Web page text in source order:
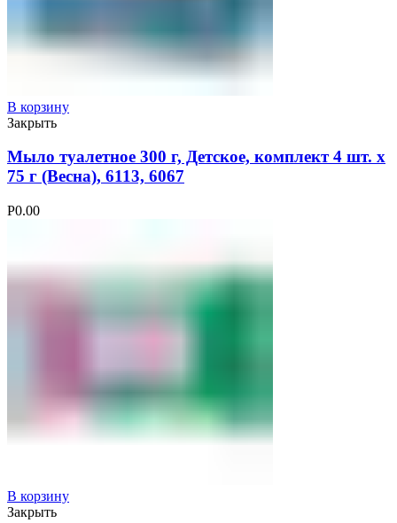
В корзину
Закрыть
Мыло туалетное 300 г, Детское, комплект 4 шт. х
75 г (Весна), 6113, 6067
Р0.00
В корзину
Закрыть